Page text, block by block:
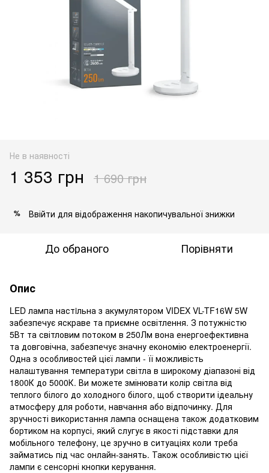
Не в наявності
1 353 грн 1 690 грн
% Ввійти для відображення накопичувальної знижки
До обраного Порівняти
Опис
LED лампа настiльна з акумулятором VIDEX VL-TF16W 5W
забезпечує яскраве та приємне освітлення. З потужністю
5Вт та світловим потоком в 250Лм вона енергоефективна
та довговічна, забезпечує значну економію електроенергії.
Одна з особливостей цієї лампи - її можливість
налаштування температури світла в широкому діапазоні від
1800К до 5000К. Ви можете змінювати колір світла від
теплого білого до холодного білого, щоб створити ідеальну
атмосферу для роботи, навчання або відпочинку. Для
зручності використання лампа оснащена також додатковим
бортиком на корпусі, який слугує в якості підставки для
мобільного телефону, це зручно в ситуаціях коли треба
займатись під час онлайн-занять. Також особливістю цієї
лампи є сенсорні кнопки керування.